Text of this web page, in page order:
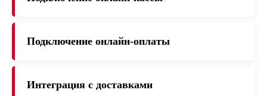
Подключение онлайн-оплаты
Интеграция с доставками